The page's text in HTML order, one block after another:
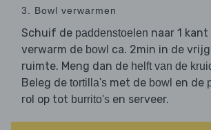
3. Bowl verwarmen
Schuif de paddenstoelen naar 1
verwarm de bowl ca. 2min in de
ruimte. Meng dan de helft van de
Beleg de tortilla's met de bowl en de
rol op tot burrito's en serveer.